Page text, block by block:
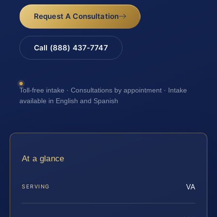
Request A Consultation
Call (888) 437-7747
Toll-free intake · Consultations by appointment · Intake
available in English and Spanish
At a glance
SERVING VA